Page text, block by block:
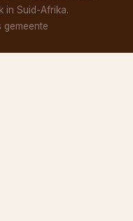
in Suid-Afrika.
gemeente